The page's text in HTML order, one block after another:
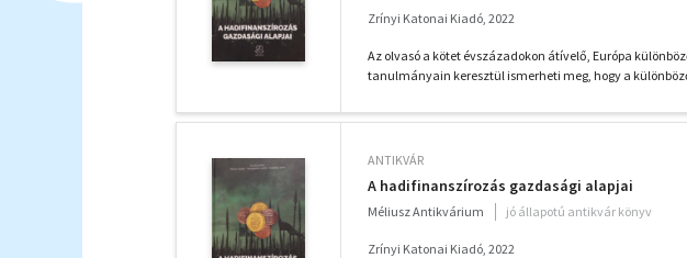
Zrínyi Katonai Kiadó, 2022
Az olvasó a kötet évszázadokon átívelő, Európa
tanulmányain keresztül ismerheti meg, hogy a
ANTIKVÁR
A hadifinanszírozás gazdasági alapjai
Méliusz Antikvárium jó állapotú antikvár könyv
Zrínyi Katonai Kiadó, 2022